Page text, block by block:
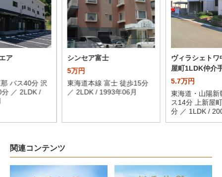
ア
バス40分 沢
／ 2LDK /
シンセア富士
5万円
東海道本線 富士 徒歩15分
／ 2LDK / 1993年06月
ヴィラシェトワ
屋町1LDK仲介
5.7万円
東海道・山陽新
ス14分 上新屋
分 ／ 1LDK /
関連コンテンツ